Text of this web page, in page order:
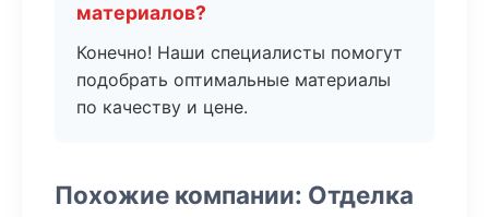
материалов?
Конечно! Наши специалисты помогут
подобрать оптимальные материалы
по качеству и цене.
Похожие компании: Отделка